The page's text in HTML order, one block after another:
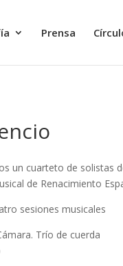
Prensa
un cuarteto de solistas
de Renacimiento
sesiones musicales
Trío de cuerda